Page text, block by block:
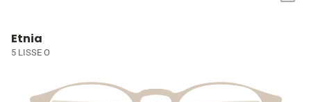
Etnia
5 LISSE O